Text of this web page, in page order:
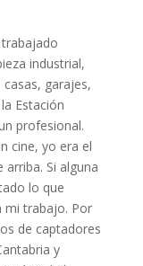
industrial,
garajes,
Estación
profesional.
cine, yo era el
arriba. Si alguna
lo que
mi trabajo. Por
de captadores
y